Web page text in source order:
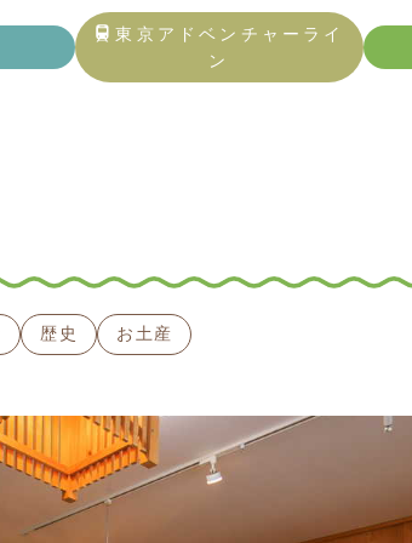
東京アドベンチャーライ
ン
トップページ
遊ぶ・体験する
食べる・飲む
歴史 お土産